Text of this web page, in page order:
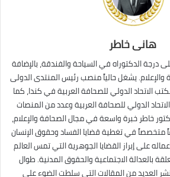
هانى خاطر
درجة الدكتوراه في السياحة والفندقة، بالإضافة
يشغل حالياً منصب رئيس المنتدى الدولى
الاتحاد الدولي للصحافة العربية في كندا، كما
الدولي للصحافة العربية وعدد من المنصات
خاطر خبرة واسعة في مجال الصحافة والإعلام،
متخصصاً في تغطية قضايا الفساد وحقوق الإنسان
على إبراز القضايا الجوهرية التي تمس العالم
بالعدالة الاجتماعية والحقوق المدنية. طوال
العديد من المقالات التي سلطت الضوء على